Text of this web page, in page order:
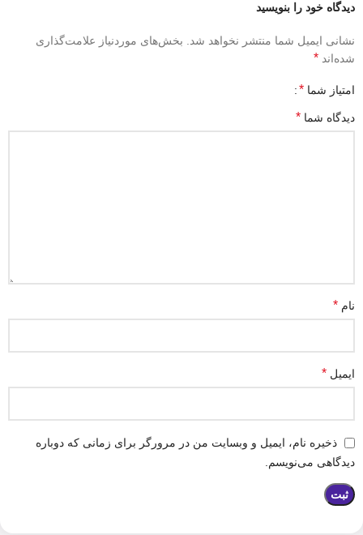
دیدگاه خود را بنویسید
نشانی ایمیل شما منتشر نخواهد شد.
بخش‌های موردنیاز علامت‌گذاری
شده‌اند *
امتیاز شما *
دیدگاه شما *
نام *
ایمیل *
ذخیره نام، ایمیل و وبسایت من در مرورگر برای زمانی که دوباره
دیدگاهی می‌نویسم.